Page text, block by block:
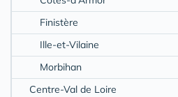
Finistère
Ille-et-Vilaine
Morbihan
Centre-Val de Loire